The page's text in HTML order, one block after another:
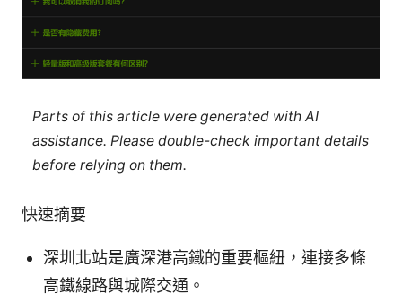
Parts of this article were generated with AI
assistance. Please double-check important details
before relying on them.
快速摘要
深圳北站是廣深港高鐵的重要樞紐，連接多條
高鐵線路與城際交通。